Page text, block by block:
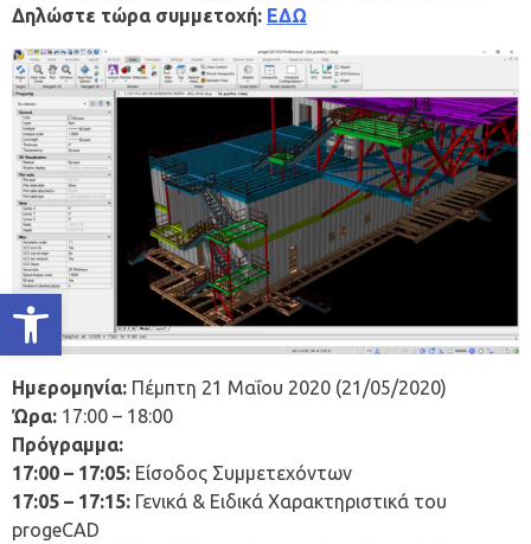
Ανοίξτε τη γραμμή εργαλείων
Δηλώστε τώρα συμμετοχή: ΕΔΩ
Ημερομηνία: Πέμπτη 21 Μαΐου 2020 (21/05/2020)
Ώρα: 17:00 – 18:00
Πρόγραμμα:
17:00 – 17:05: Είσοδος Συμμετεχόντων
17:05 – 17:15: Γενικά & Ειδικά Χαρακτηριστικά του
progeCAD